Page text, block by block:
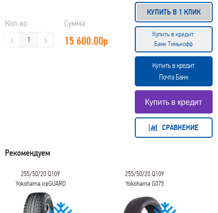
Кол-во Сумма
15 600.00р
КУПИТЬ В 1 КЛИК
Купить в кредит
Банк Тинькофф
Купить в кредит
Почта Банк
СРАВНЕНИЕ
Рекомендуем
255/50/20 Q109
Yokohama iceGUARD
Studless G075
255/50/20 Q109
Yokohama G075